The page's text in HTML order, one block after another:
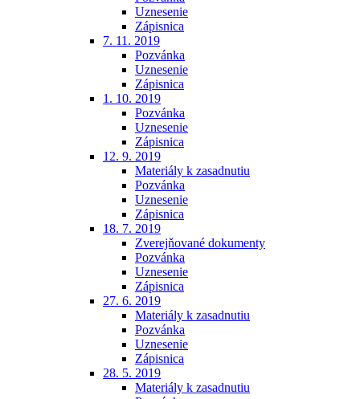
Uznesenie
Zápisnica
7. 11. 2019
Pozvánka
Uznesenie
Zápisnica
1. 10. 2019
Pozvánka
Uznesenie
Zápisnica
12. 9. 2019
Materiály k zasadnutiu
Pozvánka
Uznesenie
Zápisnica
18. 7. 2019
Zverejňované dokumenty
Pozvánka
Uznesenie
Zápisnica
27. 6. 2019
Materiály k zasadnutiu
Pozvánka
Uznesenie
Zápisnica
28. 5. 2019
Materiály k zasadnutiu